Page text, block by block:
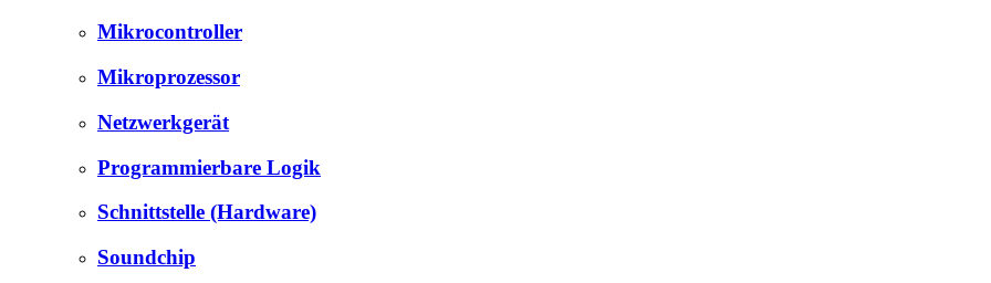
Mikrocontroller
Mikroprozessor
Netzwerkgerät
Programmierbare Logik
Schnittstelle (Hardware)
Soundchip